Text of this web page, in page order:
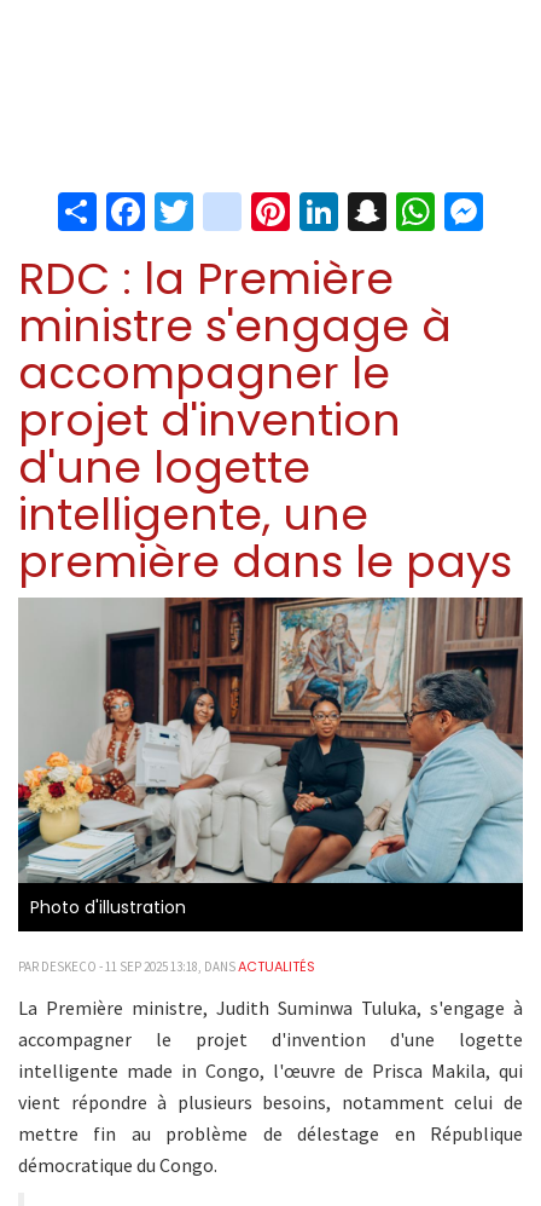
ShareFacebook
Twitter
instagram
Pinterest
LinkedIn
Snapchat
RDC : la Première
ministre s'engage à
accompagner le
projet d'invention
d'une logette
intelligente, une
première dans le pays
Photo d'illustration
PAR DESKECO - 11 SEP 2025 13:18, DANSACTUALITÉS
La Première ministre, Judith Suminwa Tuluka, s'engage à
accompagner le projet d'invention d'une logette
intelligente made in Congo, l'œuvre de Prisca Makila, qui
vient répondre à plusieurs besoins, notamment celui de
mettre fin au problème de délestage en République
démocratique du Congo.